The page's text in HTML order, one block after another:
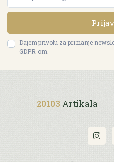
Dajem privolu za primanje
GDPR-om.
20103 Artikala